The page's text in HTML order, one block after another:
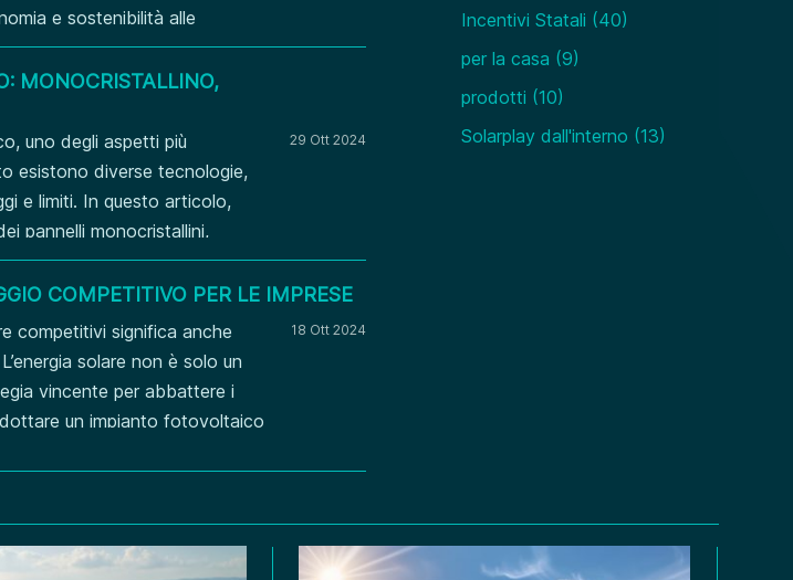
e sostenibilità alle
UN SISTEMA SOLARE OFF-
MONOCRISTALLINO,
29 Ott 2024
uno degli aspetti più
esistono diverse tecnologie,
e limiti. In questo articolo,
pannelli monocristallini,
a fare una scelta
COMPETITIVO PER LE IMPRESE
18 Ott 2024
competitivi significa anche
solare non è solo un
vincente per abbattere i
un impianto fotovoltaico
Incentivi Statali (40)
per la casa (9)
prodotti (10)
Solarplay dall'interno (13)